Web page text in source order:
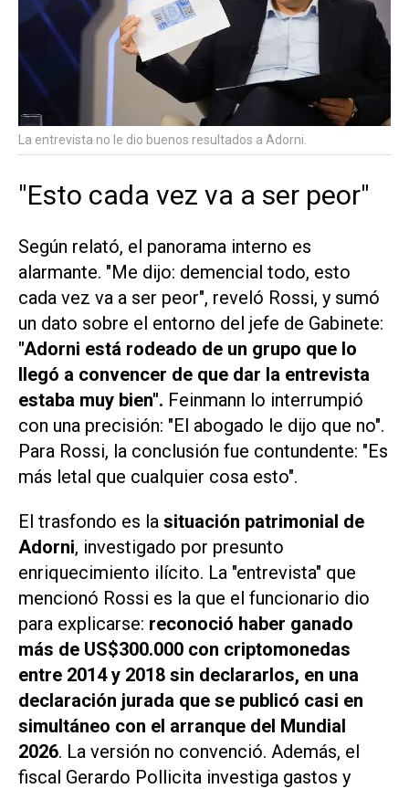
La entrevista no le dio buenos resultados a Adorni.
"Esto cada vez va a ser peor"
Según relató, el panorama interno es
alarmante. "Me dijo: demencial todo, esto
cada vez va a ser peor", reveló Rossi, y sumó
un dato sobre el entorno del jefe de Gabinete:
"Adorni está rodeado de un grupo que lo
llegó a convencer de que dar la entrevista
estaba muy bien". Feinmann lo interrumpió
con una precisión: "El abogado le dijo que no".
Para Rossi, la conclusión fue contundente: "Es
más letal que cualquier cosa esto".
El trasfondo es la situación patrimonial de
Adorni, investigado por presunto
enriquecimiento ilícito. La "entrevista" que
mencionó Rossi es la que el funcionario dio
para explicarse: reconoció haber ganado
más de US$300.000 con criptomonedas
entre 2014 y 2018 sin declararlos, en una
declaración jurada que se publicó casi en
simultáneo con el arranque del Mundial
2026. La versión no convenció. Además, el
fiscal Gerardo Pollicita investiga gastos y